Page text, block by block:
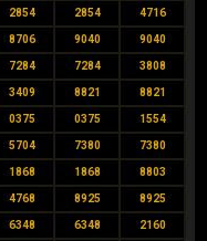
2854 2854 4716
8706 9040 9040
7284 7284 3808
3409 8821 8821
0375 0375 1554
5704 7380 7380
1868 1868 8803
4768 8925 8925
6348 6348 2160